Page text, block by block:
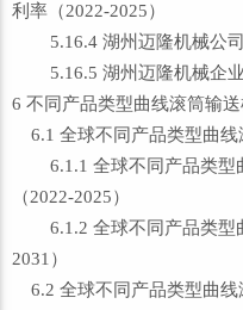
利率（2022-2025）
5.16.4 湖州迈隆机械公司
5.16.5 湖州迈隆机械企业
6 不同产品类型曲线滚筒输
6.1 全球不同产品类型曲线
6.1.1 全球不同产品类型
（2022-2025）
6.1.2 全球不同产品类型
2031）
6.2 全球不同产品类型曲线